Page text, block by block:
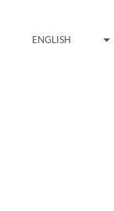
ENGLISH